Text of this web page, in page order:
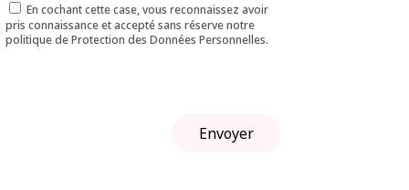
En cochant cette case, vous reconnaissez avoir
pris connaissance et accepté sans réserve notre
politique de Protection des Données Personnelles.